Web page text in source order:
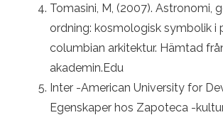
Tomasini, M, (2007). Astronomi,
ordning: kosmologisk symbolik i
columbian arkitektur. Hämtad
akademin.Edu
Inter -American University for
Egenskaper hos Zapoteca -